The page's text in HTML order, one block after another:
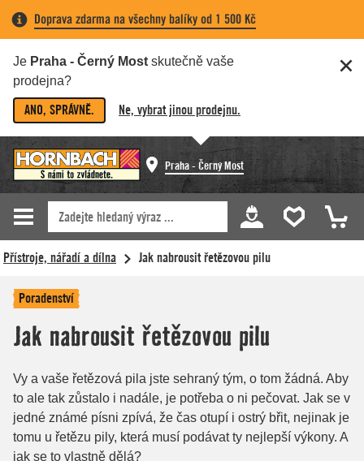
Doprava zdarma na všechny balíky od 1 500 Kč
Je Praha - Černý Most skutečně vaše
prodejna?
ANO, SPRÁVNĚ. Ne, vybrat jinou prodejnu.
Praha - Černý Most